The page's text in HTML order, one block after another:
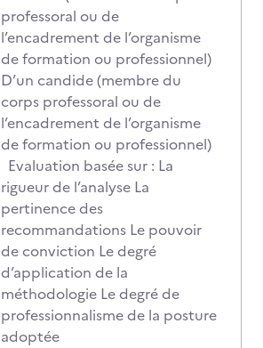
professoral ou de
l’encadrement de l’organisme
de formation ou professionnel)
D’un candide (membre du
corps professoral ou de
l’encadrement de l’organisme
de formation ou professionnel)
Evaluation basée sur : La
rigueur de l’analyse La
pertinence des
recommandations Le pouvoir
de conviction Le degré
d’application de la
méthodologie Le degré de
professionnalisme de la posture
adoptée